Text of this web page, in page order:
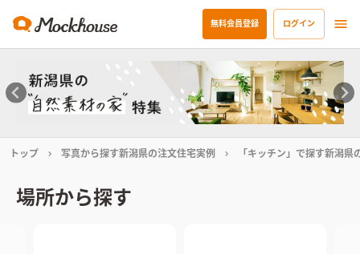
無料会員登録 ログイン
トップ 写真から探す新潟県の注文住宅実例 「キッチン」で探す新潟県
場所から探す